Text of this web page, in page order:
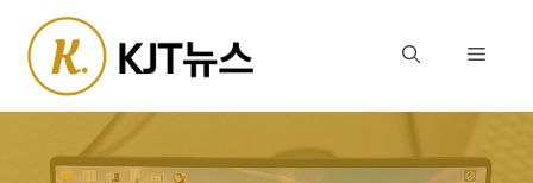
content
Menu